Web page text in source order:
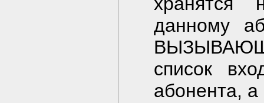
данному
список
абонента,